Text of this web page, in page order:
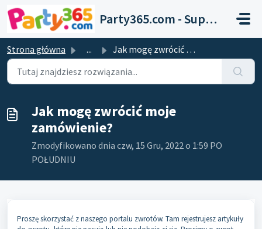
Przejdź do głównej treści
Party365.com - Support
Strona główna ... Jak mogę zwrócić moje zamówienie?
Jak mogę zwrócić moje
zamówienie?
Zmodyfikowano dnia czw, 15 Gru, 2022 o 1:59 PO
POŁUDNIU
Proszę skorzystać z naszego portalu zwrotów. Tam rejestrujesz artykuły